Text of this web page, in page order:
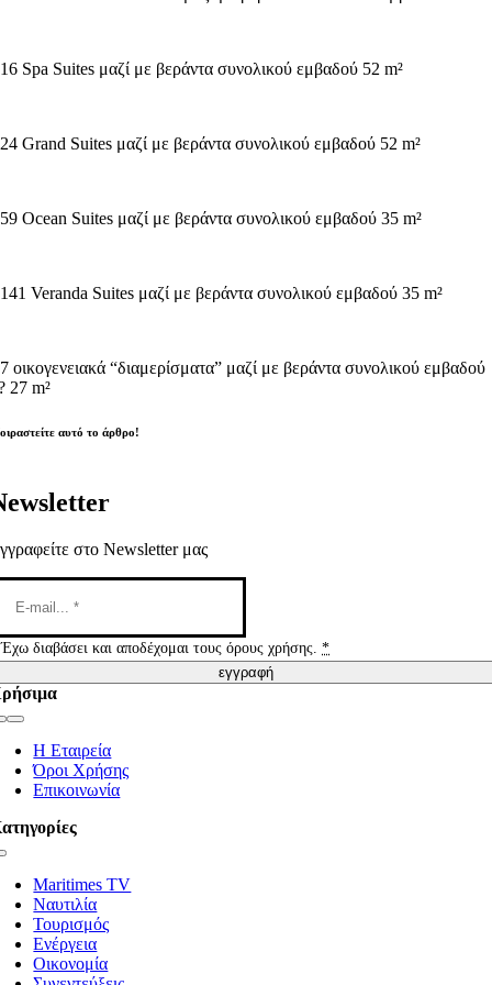
Spa Suites μαζί με βεράντα συνολικού εμβαδού 52 m²
Grand Suites μαζί με βεράντα συνολικού εμβαδού 52 m²
Ocean Suites μαζί με βεράντα συνολικού εμβαδού 35 m²
Veranda Suites μαζί με βεράντα συνολικού εμβαδού 35 m²
οικογενειακά “διαμερίσματα” μαζί με βεράντα συνολικού εμβαδού
27 m²
αυτό το άρθρο!
στο Newsletter μας
Έχω διαβάσει και αποδέχομαι τους όρους χρήσης.*
εγγραφή
Η Εταιρεία
Όροι Χρήσης
Επικοινωνία
Maritimes TV
Ναυτιλία
Τουρισμός
Ενέργεια
Οικονομία